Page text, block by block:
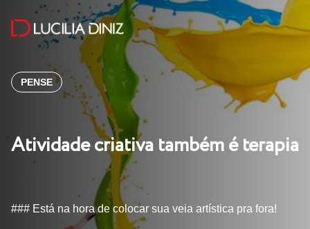
PENSE
Atividade criativa também é terapia
### Está na hora de colocar sua veia artística pra fora!